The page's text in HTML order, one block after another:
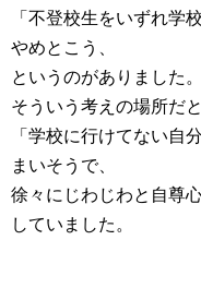
「不登校生をいずれ学
やめとこう、
というのがありました。
そういう考えの場所だと
「学校に行けてない自
まいそうで、
徐々にじわじわと自尊
していました。